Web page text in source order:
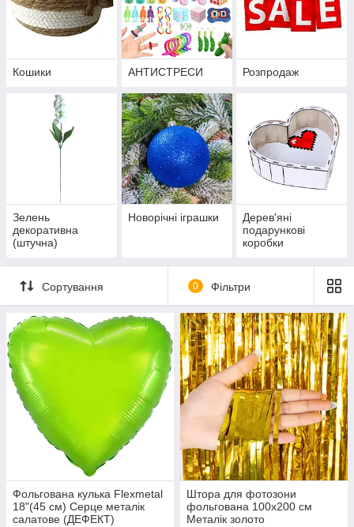
Кошики АНТИСТРЕСИ Розпродаж
Зелень
декоративна
(штучна)
Новорічні іграшки
Дерев'яні
подарункові
коробки
Сортування 0 Фільтри
Фольгована кулька Flexmetal
18"(45 см) Серце металік
салатове (ДЕФЕКТ)
Штора для фотозони
фольгована 100х200 см
Металік золото